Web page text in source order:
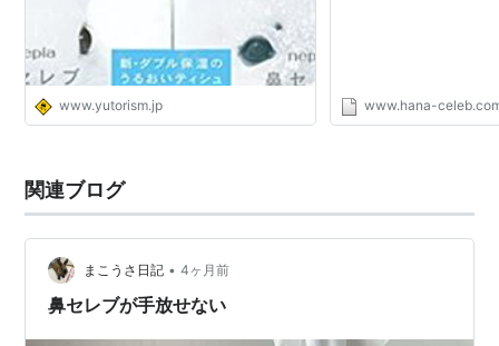
www.yutorism.jp www.hana-
関連ブログ
まこうさ日記 • 4ヶ月前
鼻セレブが手放せない